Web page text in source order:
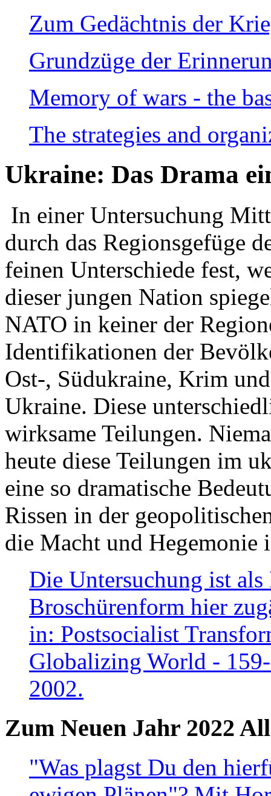
Zum Gedächtnis der
Grundzüge der
Memory of wars - the
The strategies and
Ukraine: Das Drama
In einer Untersuchung
durch das Regionsgefüge
feinen Unterschiede fest,
dieser jungen Nation
NATO in keiner der
Identifikationen der
Ost-, Südukraine, Krim
Ukraine. Diese
wirksame Teilungen.
heute diese Teilungen im
eine so dramatische
Rissen in der
die Macht und Hegemonie
Die Untersuchung ist
Broschürenform hier
in: Postsocialist
Globalizing World -
2002.
Zum Neuen Jahr 2022
"Was plagst Du den